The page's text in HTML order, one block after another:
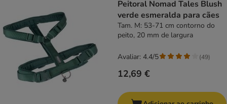
Peitoral Nomad Tales Blush
verde esmeralda para cães
Tam. M: 53-71 cm contorno do
peito, 20 mm de largura
12,69 €
Avaliar: 4.4/5 (49)